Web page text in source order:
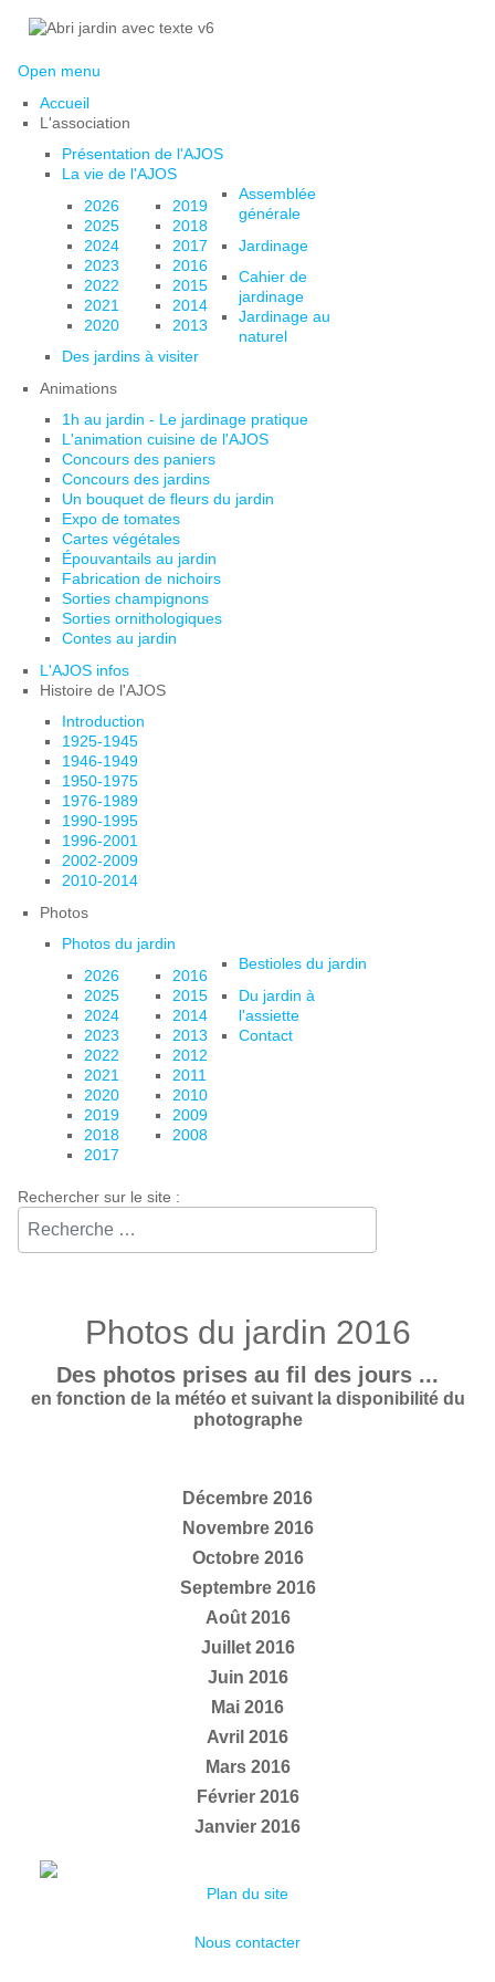
Open menu
Accueil
L'association
Présentation de l'AJOS
La vie de l'AJOS
2026
2025
2024
2023
2022
2021
2020
2019
2018
2017
2016
2015
2014
2013
Assemblée
générale
Jardinage
Cahier de
jardinage
Jardinage au
naturel
Des jardins à visiter
Animations
1h au jardin - Le jardinage pratique
L'animation cuisine de l'AJOS
Concours des paniers
Concours des jardins
Un bouquet de fleurs du jardin
Expo de tomates
Cartes végétales
Épouvantails au jardin
Fabrication de nichoirs
Sorties champignons
Sorties ornithologiques
Contes au jardin
L'AJOS infos
Histoire de l'AJOS
Introduction
1925-1945
1946-1949
1950-1975
1976-1989
1990-1995
1996-2001
2002-2009
2010-2014
Photos
Photos du jardin
2026
2025
2024
2023
2022
2021
2020
2019
2018
2017
2016
2015
2014
2013
2012
2011
2010
2009
2008
Bestioles du jardin
Du jardin à
l'assiette
Contact
Rechercher sur le site :⠀
Photos du jardin 2016
Des photos prises au fil des jours ...
en fonction de la météo et suivant la disponibilité du
photographe
Décembre 2016
Novembre 2016
Octobre 2016
Septembre 2016
Août 2016
Juillet 2016
Juin 2016
Mai 2016
Avril 2016
Mars 2016
Février 2016
Janvier 2016
Plan du site
Nous contacter